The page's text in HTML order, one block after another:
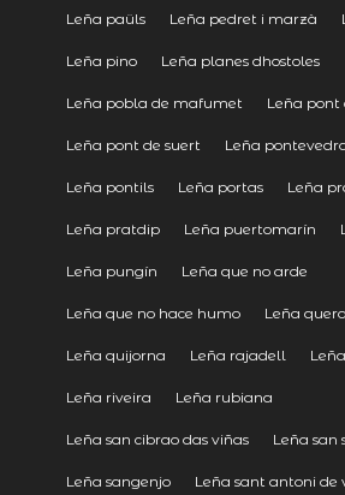
Leña paüls Leña pedret i marzà
Leña pino Leña planes dhostoles
Leña pobla de mafumet Leña
Leña pont de suert Leña
Leña pontils Leña portas Leña
Leña pratdip Leña puertomarín
Leña pungín Leña que no arde
Leña que no hace humo Leña
Leña quijorna Leña rajadell
Leña riveira Leña rubiana
Leña san cibrao das viñas Leña san
Leña sangenjo Leña sant antoni de